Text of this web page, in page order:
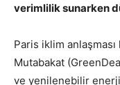
verimlilik sunarken
Paris iklim anlaşması
Mutabakat
ve yenilenebilir enerji